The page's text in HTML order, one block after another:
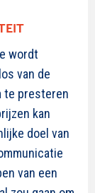
wordt
van de
te presteren
kan
doel van
van een